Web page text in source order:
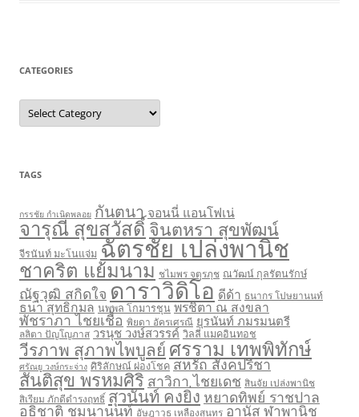
CATEGORIES
C
t
r
i
TAGS
กรรชัย กำเนิดพลอย กันตนา จอนนี่ แอนโฟเน่
จารุณี สุขสวัสดิ์ จินตหรา สุขพัฒน์
จีรนันท์ มะโนแจ่ม ฉัตรชัย เปล่งพานิช
ชาคริต แย้มนาม ชไมพร จตุรภุช ณวัฒน์ กุลรัตนรักษ์
ณัฐวุฒิ สกิดใจ ดาราวิดิโอ ดีด้า ธนากร โปษยานนท์
ธนา สุทธิกมล นพพล โกมารชุน พรชิตา ณ สงขลา
พัชราภา ไชยเชื้อ พิยดา อัครเศรณี ยุรนันท์ ภมรมนตรี
ลลิตา ปัญโญภาส วรนุช วงษ์สวรรค์ วิลลี่ แมคอินทอช
วีรภาพ สุภาพไพบูลย์ศรราม เทพพิทักษ์
ศรัณยู วงษ์กระจ่าง ศิริลักษณ์ ผ่องโชค สหรัถ สังคปรีชา
สันติสุข พรหมศิริ สาวิกา ไชยเดช สินจัย เปล่งพานิช
สิเรียม ภักดีดำรงฤทธิ์ สุวนันท์ คงยิ่ง หยาดทิพย์ ราชปาล
อธิชาติ ชุมนานนท์ อัษฎาวุธ เหลืองสุนทร อานัส ฬาพานิช